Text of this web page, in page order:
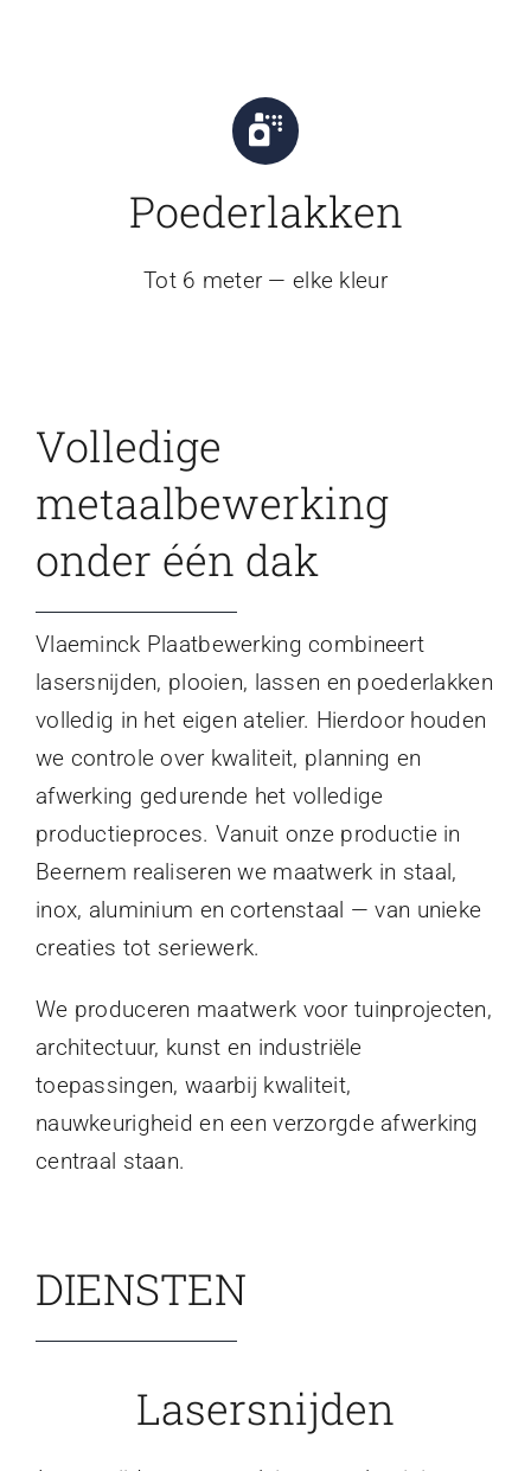
Poederlakken
Tot 6 meter — elke kleur
Volledige
metaalbewerking
onder één dak
Vlaeminck Plaatbewerking combineert
lasersnijden, plooien, lassen en poederlakken
volledig in het eigen atelier. Hierdoor houden
we controle over kwaliteit, planning en
afwerking gedurende het volledige
productieproces. Vanuit onze productie in
Beernem realiseren we maatwerk in staal,
inox, aluminium en cortenstaal — van unieke
creaties tot seriewerk.
We produceren maatwerk voor tuinprojecten,
architectuur, kunst en industriële
toepassingen, waarbij kwaliteit,
nauwkeurigheid en een verzorgde afwerking
centraal staan.
DIENSTEN
Lasersnijden